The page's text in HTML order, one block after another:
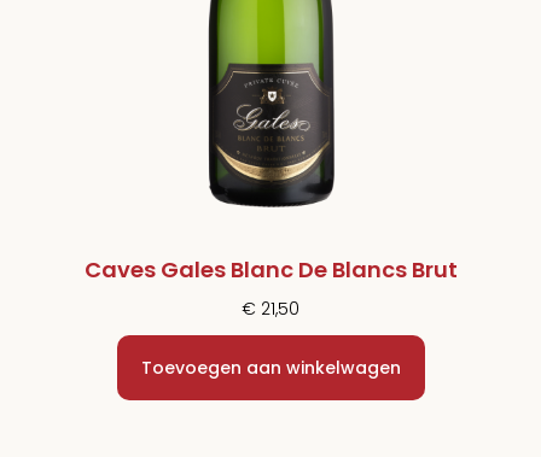
Caves Gales Blanc De Blancs Brut
€ 21,50
Toevoegen aan winkelwagen